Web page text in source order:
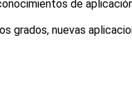
de
grados, nuevas